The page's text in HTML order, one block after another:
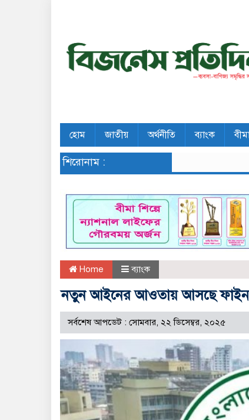
হোম জাতীয় অর্থনীতি ব্যাংক
শিরোনাম :
Home ব্যাংক
নতুন আইনের আওতায় আসছে
সর্বশেষ আপডেট : সোমবার, ২২ ডিসেম্বর, ২০২৫